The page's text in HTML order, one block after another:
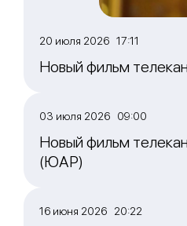
20 июля 2026 17:11
Новый фильм
03 июля 2026 09:00
Новый фильм
(ЮАР)
16 июня 2026 20:22